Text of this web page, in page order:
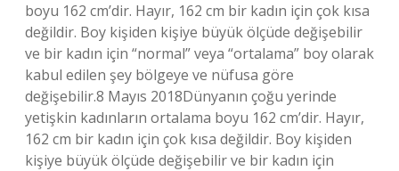
boyu 162 cm’dir. Hayır, 162 cm bir kadın için çok kısa
değildir. Boy kişiden kişiye büyük ölçüde değişebilir
ve bir kadın için “normal” veya “ortalama” boy olarak
kabul edilen şey bölgeye ve nüfusa göre
değişebilir.8 Mayıs 2018Dünyanın çoğu yerinde
yetişkin kadınların ortalama boyu 162 cm’dir. Hayır,
162 cm bir kadın için çok kısa değildir. Boy kişiden
kişiye büyük ölçüde değişebilir ve bir kadın için